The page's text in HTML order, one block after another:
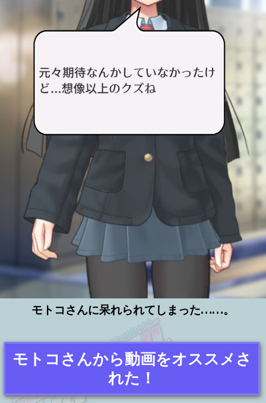
モトコさんに呆れられてしまった……。
モトコさんから動画をオススメさ
れた！